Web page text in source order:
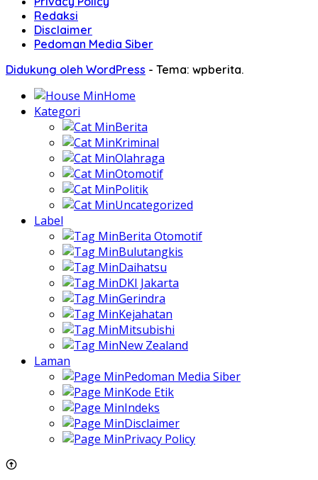
Redaksi
Disclaimer
Pedoman Media Siber
Didukung oleh WordPress - Tema: wpberita.
Home
Kategori
Berita
Kriminal
Olahraga
Otomotif
Politik
Uncategorized
Label
Berita Otomotif
Bulutangkis
Daihatsu
DKI Jakarta
Gerindra
Kejahatan
Mitsubishi
New Zealand
Laman
Pedoman Media Siber
Kode Etik
Indeks
Disclaimer
Privacy Policy